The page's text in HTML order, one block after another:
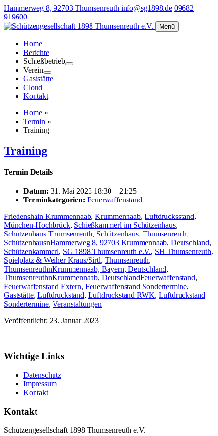
Hammerweg 8, 92703 Thumsenreuth info@sg1898.de 09682
919600
Menü
Home
Berichte
Schießbetrieb
Verein
Gaststätte
Cloud
Kontakt
Home »
Termin »
Training
Training
Termin Details
Datum: 31. Mai 2023 18:30 – 21:25
Terminkategorien: Feuerwaffenstand
Friedenshain Krummennaab, Krummennaab, Luftdrucksstand,
München-Hochbrück, Schießkammerl im Schützenhaus,
Schützenhaus Thumsenreuth, Schützenhaus, Thumsenreuth,
SchützenhausnHammerweg 8, 92703 Krummennaab, Deutschland,
Schützenkammerl, SG 1898 Thumsenreuth e.V., SH Thumsenreuth,
Spielplatz & Weiher Kraus/Sirtl, Thumsenreuth,
ThumsenreuthnKrummennaab, Bayern, Deutschland,
ThumsenreuthnKrummennaab, DeutschlandFeuerwaffenstand,
Feuerwaffenstand Extern, Feuerwaffenstand Sondertermine,
Gaststätte, Luftdruckstand, Luftdruckstand RWK, Luftdruckstand
Sondertermine, Veranstaltungen
Veröffentlicht: 23. Januar 2023
Wichtige Links
Datenschutz
Impressum
Kontakt
Kontakt
Schützengesellschaft 1898 Thumsenreuth e.V.